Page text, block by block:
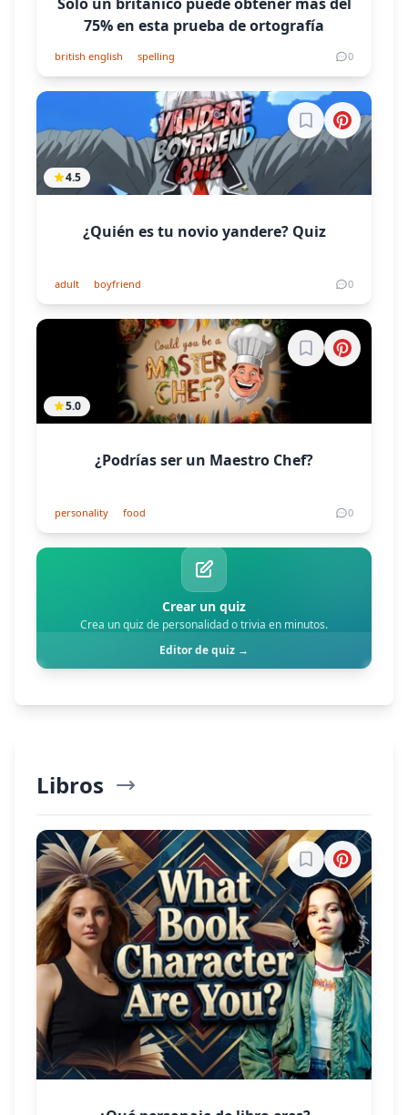
75% en esta prueba de ortografía
british english spelling 0
4.5
Inicia sesión
¿Quién es tu novio yandere? Quiz
adult boyfriend 0
5.0
Inicia sesión
¿Podrías ser un Maestro Chef?
personality food 0
Crear un quiz
Crea un quiz de personalidad o trivia en minutos.
Editor de quiz →
Libros Explorar Más
Inicia sesión